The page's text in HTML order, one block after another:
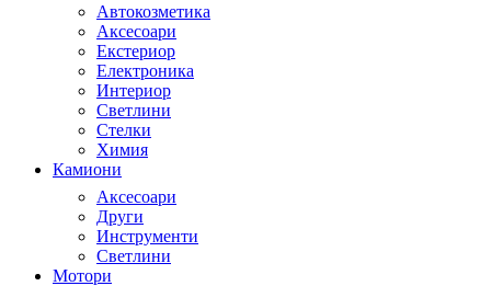
Автокозметика
Аксесоари
Екстериор
Електроника
Интериор
Светлини
Стелки
Химия
Камиони
Аксесоари
Други
Инструменти
Светлини
Мотори